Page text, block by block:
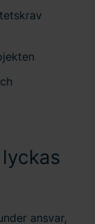
ansvar,